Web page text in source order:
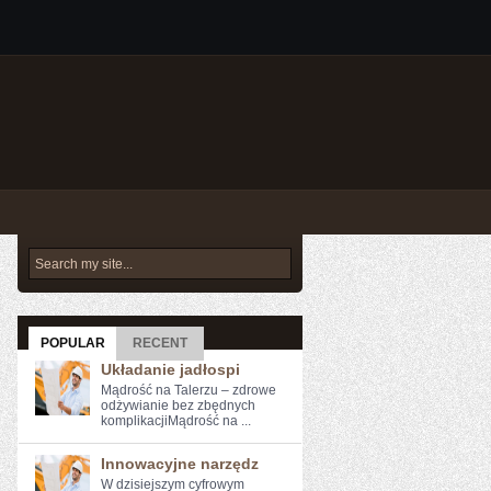
POPULAR RECENT
Układanie jadłospi
Mądrość na Talerzu – zdrowe
odżywianie bez zbędnych
komplikacjiMądrość na ...
Innowacyjne narzędz
W dzisiejszym cyfrowym